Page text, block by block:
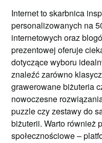
Internet to skarbnica
personalizowanych na
internetowych oraz
prezentowej oferuje
dotyczące wyboru
znaleźć zarówno
grawerowane biżuteria
nowoczesne
puzzle czy zestawy do
biżuterii. Warto również
społecznościowe –